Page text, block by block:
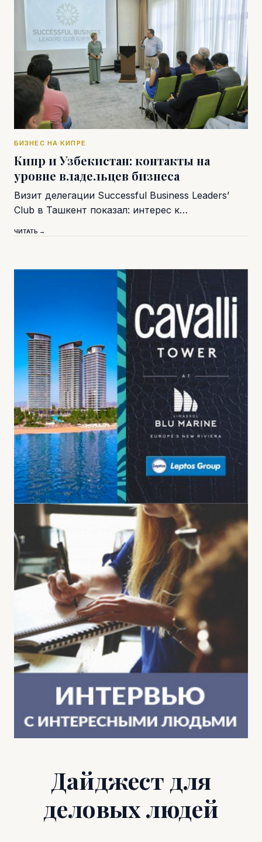
БИЗНЕС НА КИПРЕ
Кипр и Узбекистан: контакты на
уровне владельцев бизнеса
Визит делегации Successful Business Leaders’
Club в Ташкент показал: интерес к…
ЧИТАТЬ →
Дайджест для
деловых людей